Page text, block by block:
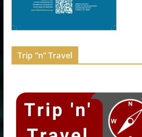
Trip “n” Travel